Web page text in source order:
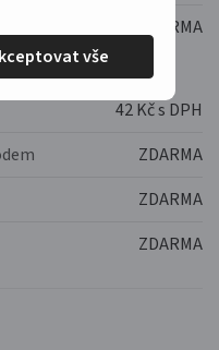
vše
ZDARMA
42 Kč s DPH
ZDARMA
ZDARMA
ZDARMA